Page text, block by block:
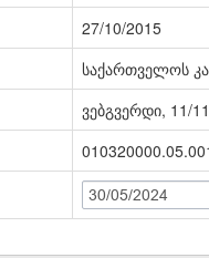
27/10/2015
საქართველოს
ვებგვერდი, 11/
30/05/2024